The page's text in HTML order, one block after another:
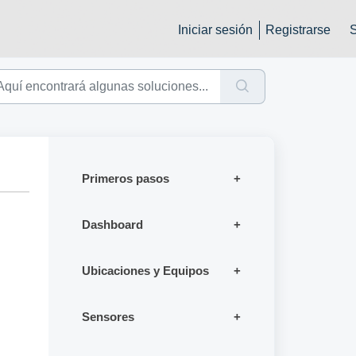
Iniciar sesión Registrarse
Primeros pasos
Dashboard
Ubicaciones y Equipos
Sensores